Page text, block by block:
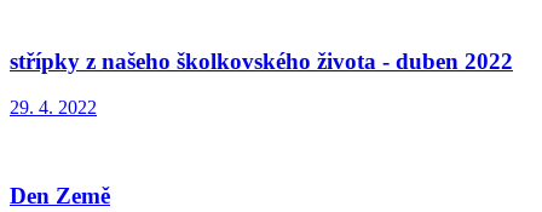
střípky z našeho školkovského života - duben 2022
29. 4. 2022
Den Země